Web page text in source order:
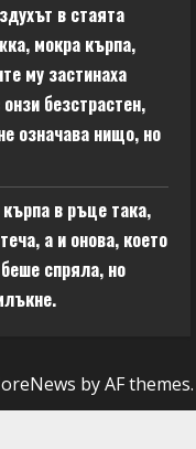
в стаята
мокра кърпа,
му застинаха
безстрастен,
означава нищо, но
в ръце така,
а и онова, което
спряла, но
by AF themes.